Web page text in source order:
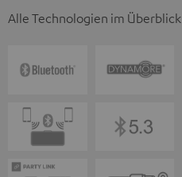
Alle Technologien im Überblick